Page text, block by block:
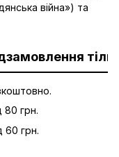
війна») та
80 грн.
грн.